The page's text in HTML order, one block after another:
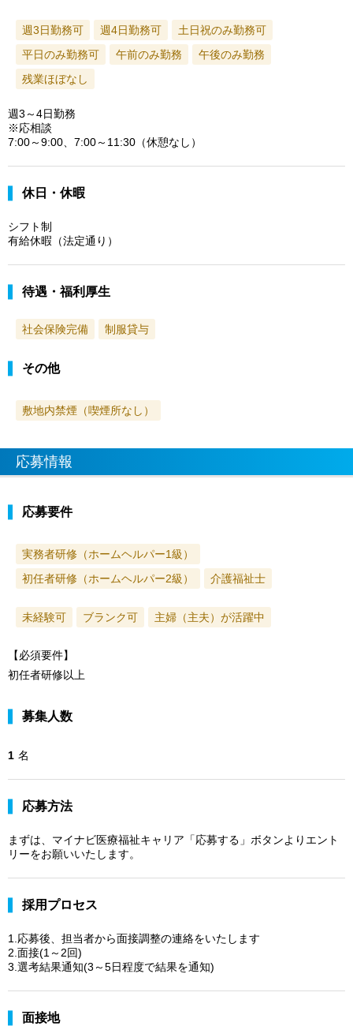
週3日勤務可 週4日勤務可
土日祝のみ勤務可
平日のみ勤務可
午前のみ勤務
午後のみ勤務
残業ほぼなし
週3～4日勤務
※応相談
7:00～9:00、7:00～11:30（休憩なし）
休日・休暇
シフト制
有給休暇（法定通り）
待遇・福利厚生
社会保険完備 制服貸与
その他
敷地内禁煙（喫煙所なし）
応募情報
応募要件
実務者研修（ホームヘルパー1級）
初任者研修（ホームヘルパー2級）
介護福祉士
未経験可 ブランク可 主婦（主夫）が活躍中
【必須要件】
初任者研修以上
募集人数
1 名
応募方法
まずは、マイナビ医療福祉キャリア「応募する」ボタンよりエント
リーをお願いいたします。
採用プロセス
1.応募後、担当者から面接調整の連絡をいたします
2.面接(1～2回)
3.選考結果通知(3～5日程度で結果を通知)
面接地